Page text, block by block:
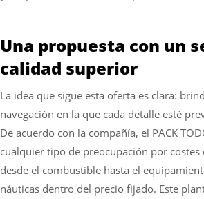
Una propuesta con un
calidad superior
La idea que sigue esta oferta es clara:
navegación en la que cada detalle esté
De acuerdo con la compañía, el PACK
cualquier tipo de preocupación por
desde el combustible hasta el
náuticas dentro del precio fijado. Este